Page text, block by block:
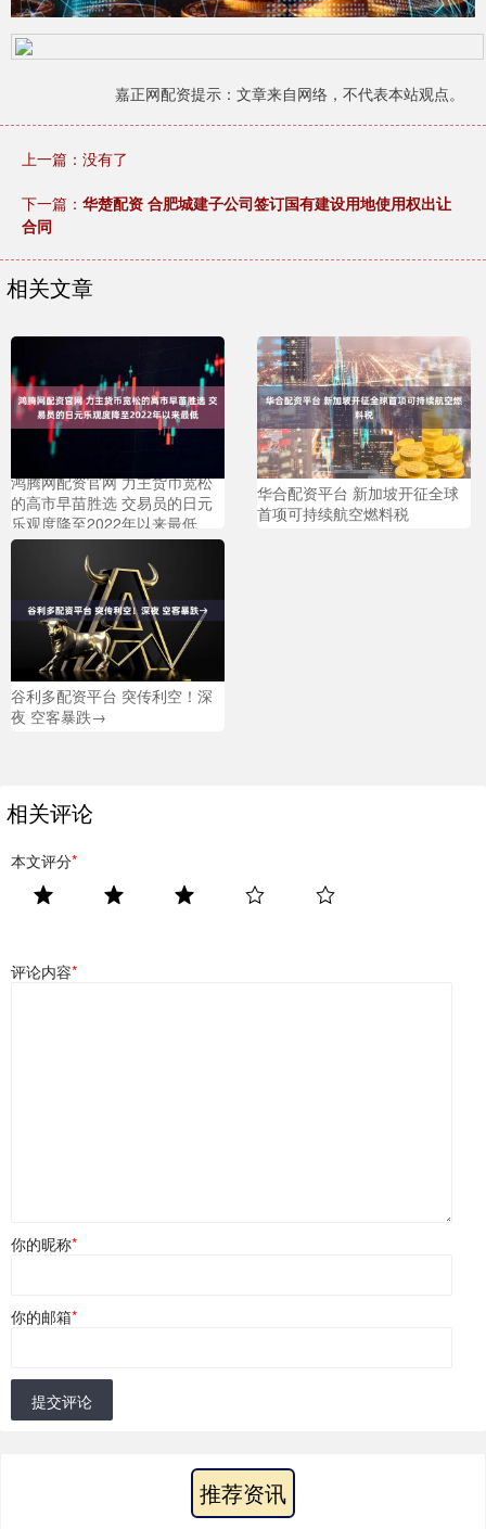
嘉正网配资提示：文章来自网络，不代表本站观点。
上一篇：没有了
下一篇： 华楚配资 合肥城建子公司签订国有建设用地使用权出让
合同
相关文章
鸿腾网配资官网 力主货币宽松
的高市早苗胜选 交易员的日元
乐观度降至2022年以来最低
华合配资平台 新加坡开征全球
首项可持续航空燃料税
谷利多配资平台 突传利空！深
夜 空客暴跌→
相关评论
本文评分*
评论内容*
你的昵称*
你的邮箱*
提交评论
推荐资讯